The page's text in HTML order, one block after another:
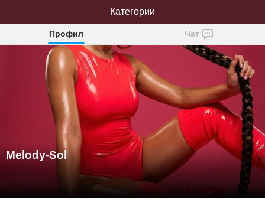
Melody-Sol
Профил Чат
Melody-Sol
Категории